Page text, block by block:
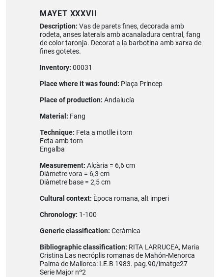
MAYET XXXVII
Description: Vas de parets fines, decorada amb
rodeta, anses laterals amb acanaladura central, fang
de color taronja. Decorat a la barbotina amb xarxa de
fines gotetes.
Inventory: 00031
Place where it was found: Plaça Princep
Place of production: Andalucía
Material: Fang
Technique: Feta a motlle i torn
Feta amb torn
Engalba
Measurement: Alçària = 6,6 cm
Diàmetre vora = 6,3 cm
Diàmetre base = 2,5 cm
Cultural context: Època romana, alt imperi
Chronology: 1-100
Generic classification: Ceràmica
Bibliographic classification: RITA LARRUCEA, Maria
Cristina Las necróplis romanas de Mahón-Menorca
Palma de Mallorca: I.E.B 1983. pag.90/imatge27
Serie Major nº2